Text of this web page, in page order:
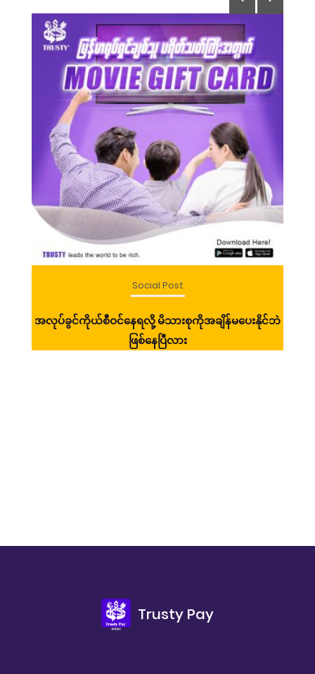
Social Post
အလုပ်ခွင်ကိုယ်စီဝင်နေရလို့ မိသားစုကိုအချိန်မပေးနိုင်ဘဲ
ဖြစ်နေပြီလား
Trusty Pay